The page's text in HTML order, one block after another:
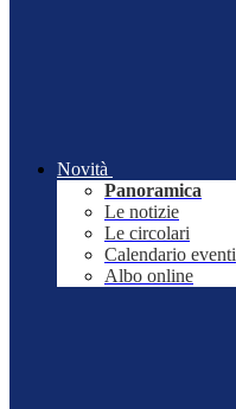
Novità
Panoramica
Le notizie
Le circolari
Calendario eventi
Albo online